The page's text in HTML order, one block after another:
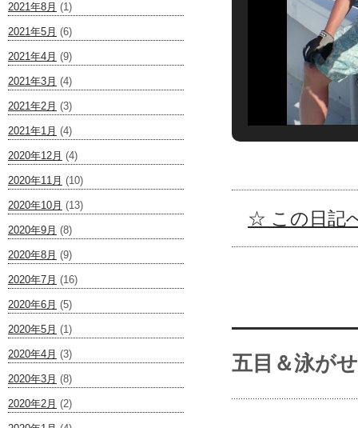
2021年8月 (1)
2021年5月 (6)
2021年4月 (9)
2021年3月 (4)
2021年2月 (3)
2021年1月 (4)
2020年12月 (4)
2020年11月 (10)
2020年10月 (13)
2020年9月 (8)
2020年8月 (9)
2020年7月 (16)
2020年6月 (5)
2020年5月 (1)
2020年4月 (3)
2020年3月 (8)
2020年2月 (2)
☆ この日記
五目＆泳が